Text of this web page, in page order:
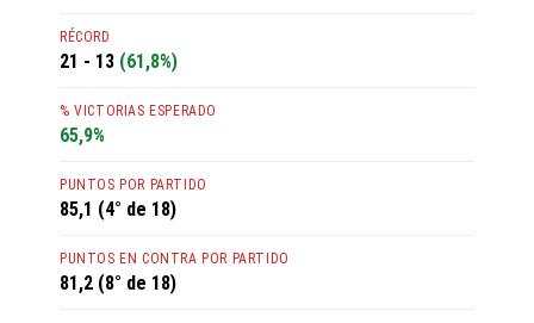
RÉCORD
21 - 13 (61,8%)
% VICTORIAS ESPERADO
65,9%
PUNTOS POR PARTIDO
85,1 (4° de 18)
PUNTOS EN CONTRA POR PARTIDO
81,2 (8° de 18)